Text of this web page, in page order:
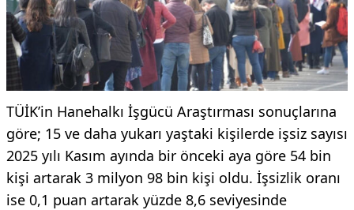
TÜİK’in Hanehalkı İşgücü Araştırması sonuçlarına
göre; 15 ve daha yukarı yaştaki kişilerde işsiz sayısı
2025 yılı Kasım ayında bir önceki aya göre 54 bin
kişi artarak 3 milyon 98 bin kişi oldu. İşsizlik oranı
ise 0,1 puan artarak yüzde 8,6 seviyesinde